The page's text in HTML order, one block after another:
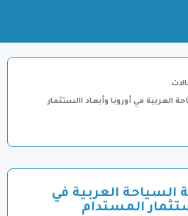
السياحة العربية في أوروبا وأبعاد االستثمار
أيقونة السياحة العربية في
المستدام